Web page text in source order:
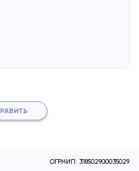
ОГРНИП: 318502900035029